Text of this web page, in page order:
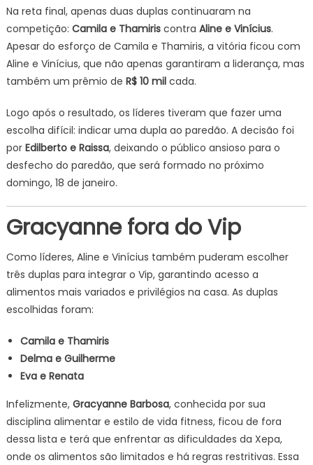
Na reta final, apenas duas duplas continuaram na
competição: Camila e Thamiriscontra Aline e Vinícius.
Apesar do esforço de Camila e Thamiris, a vitória ficou com
Aline e Vinícius, que não apenas garantiram a liderança, mas
também um prêmio de R$ 10 milcada.
Logo após o resultado, os líderes tiveram que fazer uma
escolha difícil: indicar uma dupla ao paredão. A decisão foi
por Edilberto e Raissa, deixando o público ansioso para o
desfecho do paredão, que será formado no próximo
domingo, 18 de janeiro.
Gracyanne fora do Vip
Como líderes, Aline e Vinícius também puderam escolher
três duplas para integrar o Vip, garantindo acesso a
alimentos mais variados e privilégios na casa. As duplas
escolhidas foram:
Camila e Thamiris
Delma e Guilherme
Eva e Renata
Infelizmente, Gracyanne Barbosa, conhecida por sua
disciplina alimentar e estilo de vida fitness, ficou de fora
dessa lista e terá que enfrentar as dificuldades da Xepa,
onde os alimentos são limitados e há regras restritivas. Essa